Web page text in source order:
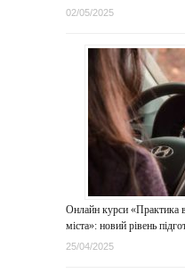
02/05/2025
Онлайн курси «Практика
міста»: новий рівень
25/04/2025